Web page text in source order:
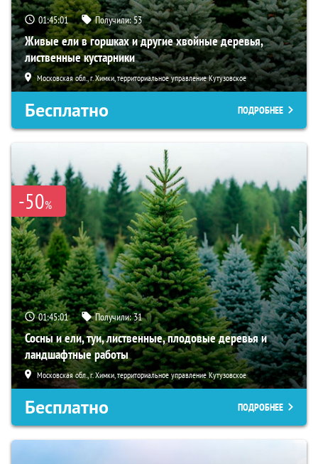
01:45:00 Получили:53
Живые ели в горшках и другие хвойные деревья,
лиственные кустарники
Московская обл., г. Химки, территориальное управление Кутузовское
Бесплатно ПОДРОБНЕЕ
-50%
01:45:00 Получили:31
Сосны и ели, туи, лиственные, плодовые деревья и
ландшафтные работы
Московская обл., г. Химки, территориальное управление Кутузовское
Бесплатно ПОДРОБНЕЕ